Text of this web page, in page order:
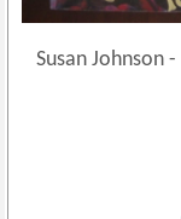
Susan Johnson-